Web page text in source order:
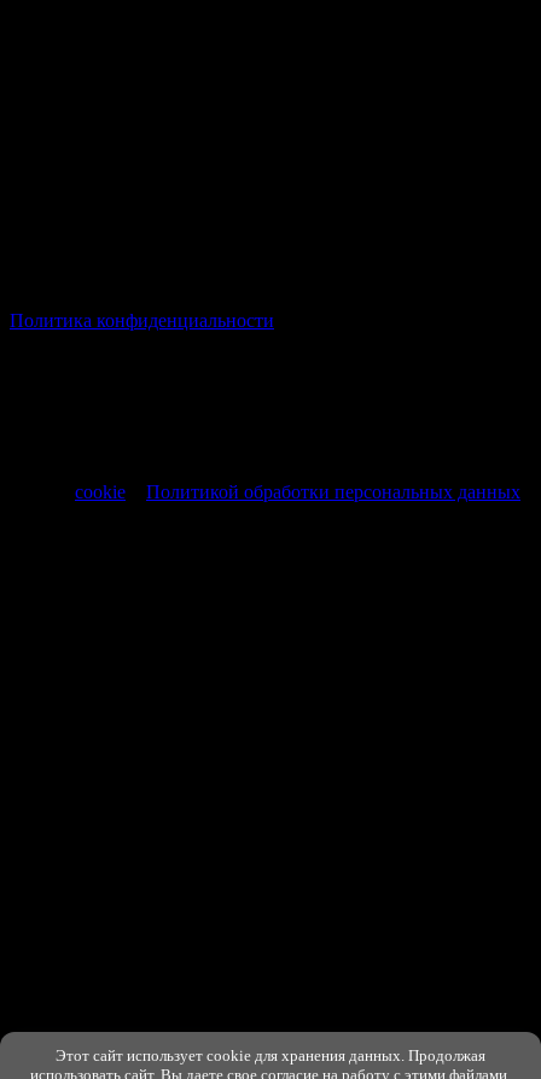
Политика конфиденциальности
cookie Политикой обработки персональных данных
ХОРОШО
Этот сайт использует cookie для хранения данных. Продолжая
использовать сайт, Вы даете свое согласие на работу с этими файлами.